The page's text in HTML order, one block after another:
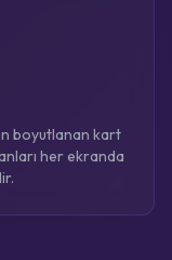
boyutlanan kart
her ekranda